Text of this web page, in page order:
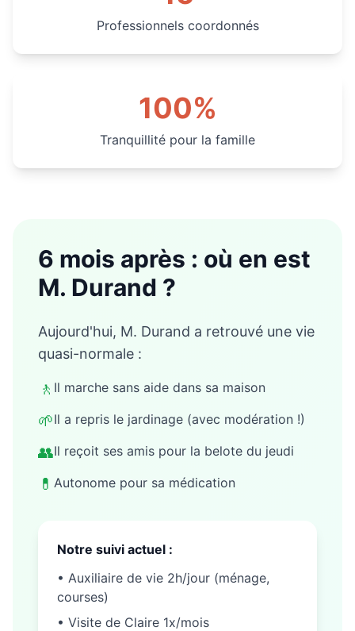
Professionnels coordonnés
100%
Tranquillité pour la famille
6 mois après : où en est
M. Durand ?
Aujourd'hui, M. Durand a retrouvé une vie
quasi-normale :
🚶 Il marche sans aide dans sa maison
🌱Il a repris le jardinage (avec modération !)
👥Il reçoit ses amis pour la belote du jeudi
💊 Autonome pour sa médication
Notre suivi actuel :
• Auxiliaire de vie 2h/jour (ménage,
courses)
• Visite de Claire 1x/mois